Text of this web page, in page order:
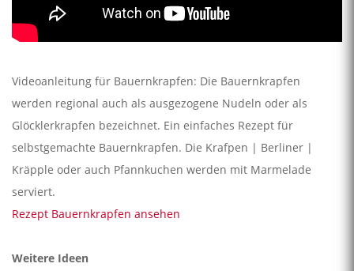
Videoanleitung für Bauernkrapfen: Die Bauernkrapfen
werden regional auch als ausgezogene Nudeln oder als
Glöcklerkrapfen bezeichnet. Ein einfaches Rezept für
selbstgemachte Bauernkrapfen. Die Krafpen | Berliner |
Kräpple oder auch Pfannkuchen werden mit Marmelade
serviert.
Rezept Bauernkrapfen ansehen
Weitere Ideen